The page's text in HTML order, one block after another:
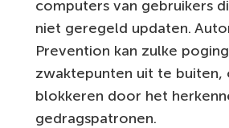
computers van gebruikers
niet geregeld updaten.
Prevention kan zulke
zwaktepunten uit te buiten,
blokkeren door het
gedragspatronen.